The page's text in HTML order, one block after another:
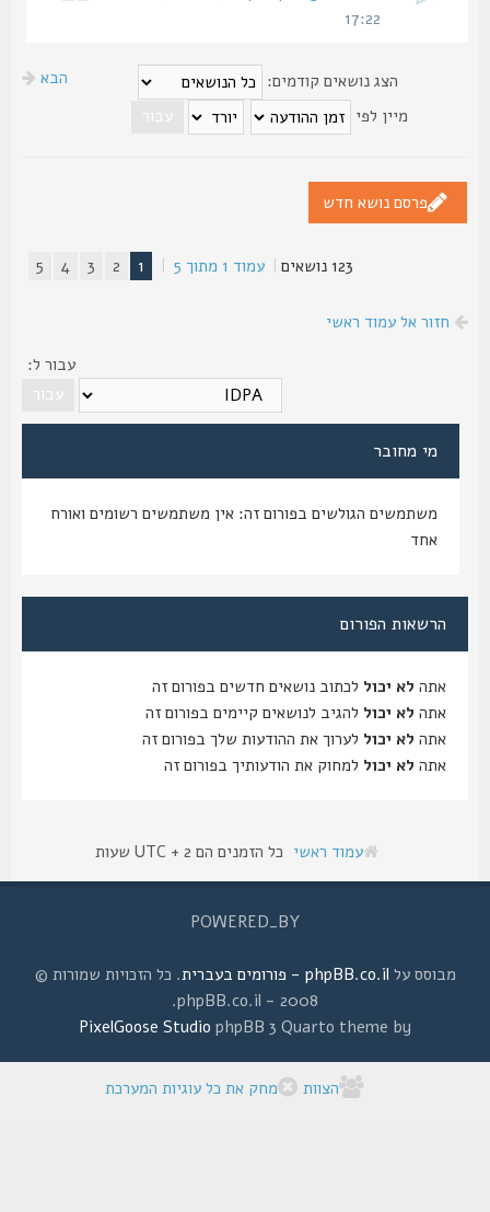
17:22
הצג נושאים קודמים:
מיין לפי
פרסם נושא חדש
| עמוד1מתוך5
|
1
5
חזור אל עמוד ראשי
עבור ל:
מי מחובר
משתמשים הגולשים בפורום זה: אין משתמשים רשומים ואורח
הרשאות הפורום
לא יכול לכתוב נושאים חדשים בפורום זה
לא יכול להגיב לנושאים קיימים בפורום זה
לא יכול לערוך את ההודעות שלך בפורום זה
לא יכול למחוק את הודעותיך בפורום זה
עמוד ראשי כל הזמנים הם UTC + 2 שעות
POWERED_BY
מבוסס עלphpBB.co.il - פורומים בעברית
. כל הזכויות שמורות ©
2008 - phpBB.co.il.
phpBB 3 Quarto theme by
PixelGoose Studio
הצוות מחק את כל עוגיות המערכת